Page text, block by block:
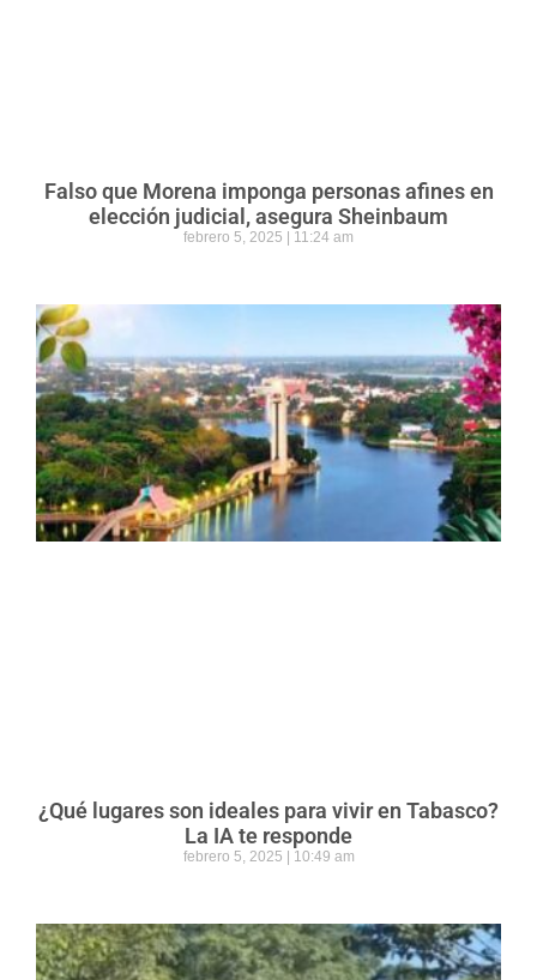
Falso que Morena imponga personas afines en
elección judicial, asegura Sheinbaum
febrero 5, 2025 11:24 am
¿Qué lugares son ideales para vivir en Tabasco?
La IA te responde
febrero 5, 2025 10:49 am